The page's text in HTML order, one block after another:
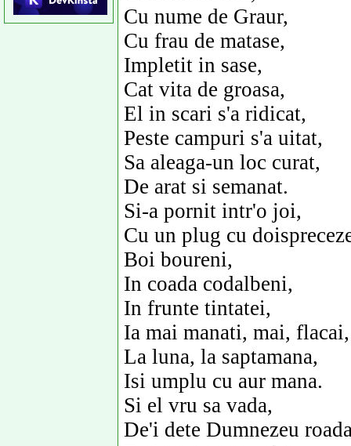
Cu nume de Graur,
Cu frau de matase,
Impletit in sase,
Cat vita de groasa,
El in scari s'a ridicat,
Peste campuri s'a uitat,
Sa aleaga-un loc curat,
De arat si semanat.
Si-a pornit intr'o joi,
Cu un plug cu
Boi boureni,
In coada codalbeni,
In frunte tintatei,
Ia mai manati, mai,
La luna, la saptamana,
Isi umplu cu aur mana.
Si el vru sa vada,
De'i dete Dumnezeu